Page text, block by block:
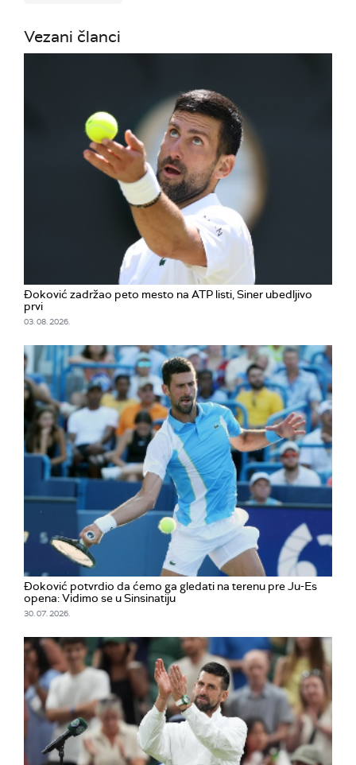
Vezani članci
Đoković zadržao peto mesto na ATP listi, Siner ubedljivo
prvi
03. 08. 2026.
Đoković potvrdio da ćemo ga gledati na terenu pre Ju-Es
opena: Vidimo se u Sinsinatiju
30. 07. 2026.